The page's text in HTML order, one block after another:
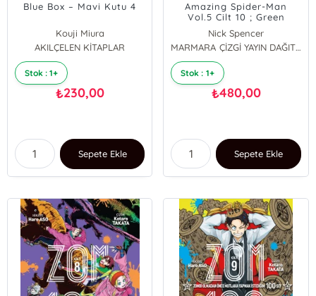
Blue Box – Mavi Kutu 4
Kouji Miura
AKILÇELEN KİTAPLAR
Stok : 1+
₺230,00
Sepete Ekle
Amazing Spider-Man
Vol.5 Cilt 10 ; Green
Goblin Dönüyor
Nick Spencer
MARMARA ÇİZGİ YAYIN DAĞITIM
Stok : 1+
₺480,00
Sepete Ekle